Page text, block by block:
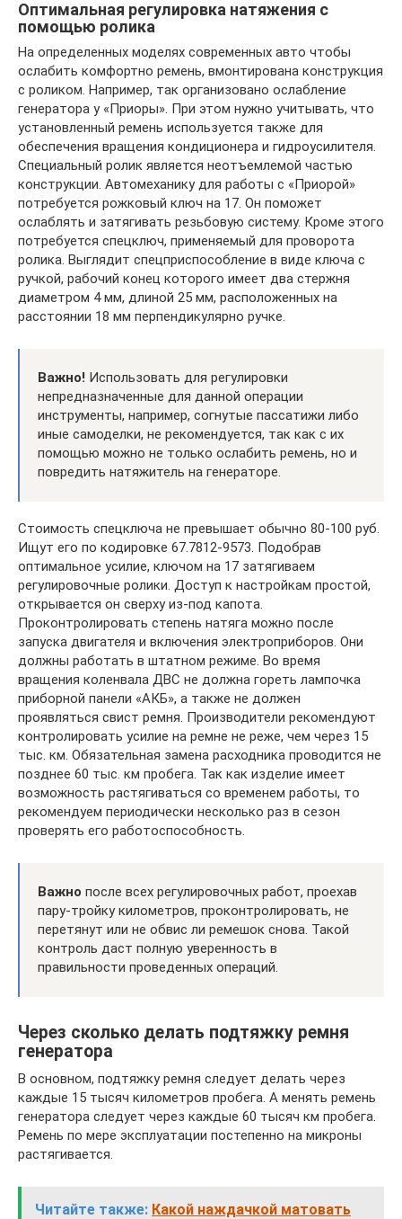
Оптимальная регулировка натяжения с
помощью ролика
На определенных моделях современных авто чтобы
ослабить комфортно ремень, вмонтирована конструкция
с роликом. Например, так организовано ослабление
генератора у «Приоры». При этом нужно учитывать, что
установленный ремень используется также для
обеспечения вращения кондиционера и гидроусилителя.
Специальный ролик является неотъемлемой частью
конструкции. Автомеханику для работы с «Приорой»
потребуется рожковый ключ на 17. Он поможет
ослаблять и затягивать резьбовую систему. Кроме этого
потребуется спецключ, применяемый для проворота
ролика. Выглядит спецприспособление в виде ключа с
ручкой, рабочий конец которого имеет два стержня
диаметром 4 мм, длиной 25 мм, расположенных на
расстоянии 18 мм перпендикулярно ручке.
Важно! Использовать для регулировки
непредназначенные для данной операции
инструменты, например, согнутые пассатижи либо
иные самоделки, не рекомендуется, так как с их
помощью можно не только ослабить ремень, но и
повредить натяжитель на генераторе.
Стоимость спецключа не превышает обычно 80-100 руб.
Ищут его по кодировке 67.7812-9573. Подобрав
оптимальное усилие, ключом на 17 затягиваем
регулировочные ролики. Доступ к настройкам простой,
открывается он сверху из-под капота.
Проконтролировать степень натяга можно после
запуска двигателя и включения электроприборов. Они
должны работать в штатном режиме. Во время
вращения коленвала ДВС не должна гореть лампочка
приборной панели «АКБ», а также не должен
проявляться свист ремня. Производители рекомендуют
контролировать усилие на ремне не реже, чем через 15
тыс. км. Обязательная замена расходника проводится не
позднее 60 тыс. км пробега. Так как изделие имеет
возможность растягиваться со временем работы, то
рекомендуем периодически несколько раз в сезон
проверять его работоспособность.
Важно после всех регулировочных работ, проехав
пару-тройку километров, проконтролировать, не
перетянут или не обвис ли ремешок снова. Такой
контроль даст полную уверенность в
правильности проведенных операций.
Через сколько делать подтяжку ремня
генератора
В основном, подтяжку ремня следует делать через
каждые 15 тысяч километров пробега. А менять ремень
генератора следует через каждые 60 тысяч км пробега.
Ремень по мере эксплуатации постепенно на микроны
растягивается.
Читайте также: Какой наждачкой матовать